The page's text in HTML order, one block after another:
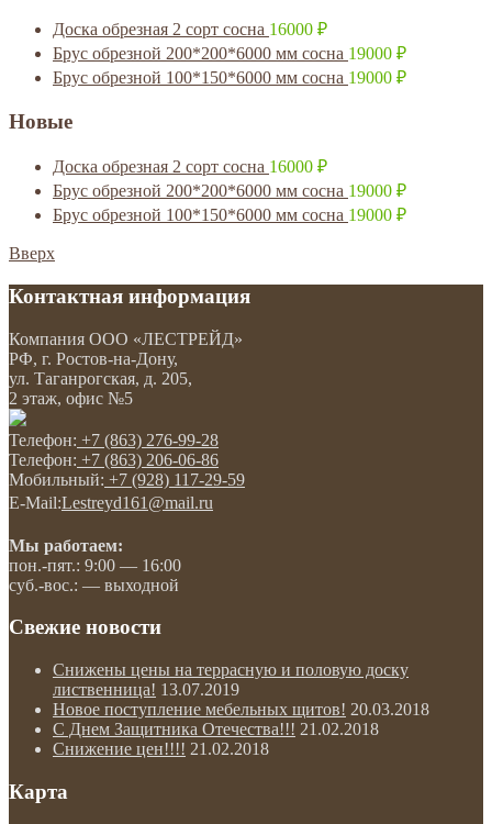
Доска обрезная 2 сорт сосна 16000 ₽
Брус обрезной 200*200*6000 мм сосна 19000 ₽
Брус обрезной 100*150*6000 мм сосна 19000 ₽
Новые
Доска обрезная 2 сорт сосна 16000 ₽
Брус обрезной 200*200*6000 мм сосна 19000 ₽
Брус обрезной 100*150*6000 мм сосна 19000 ₽
Вверх
Контактная информация
Компания ООО «ЛЕСТРЕЙД»
РФ, г. Ростов-на-Дону,
ул. Таганрогская, д. 205,
2 этаж, офис №5
Телефон: +7 (863) 276-99-28
Телефон: +7 (863) 206-06-86
Мобильный: +7 (928) 117-29-59
E-Mail:Lestreyd161@mail.ru
Мы работаем:
пон.-пят.: 9:00 — 16:00
суб.-вос.: — выходной
Свежие новости
Снижены цены на террасную и половую доску
лиственница! 13.07.2019
Новое поступление мебельных щитов! 20.03.2018
С Днем Защитника Отечества!!! 21.02.2018
Снижение цен!!!! 21.02.2018
Карта